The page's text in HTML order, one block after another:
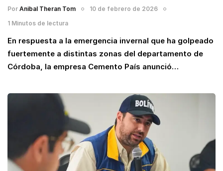
Por Anibal Theran Tom
10 de febrero de 2026
1 Minutos de lectura
En respuesta a la emergencia invernal que ha golpeado
fuertemente a distintas zonas del departamento de
Córdoba, la empresa Cemento País anunció…